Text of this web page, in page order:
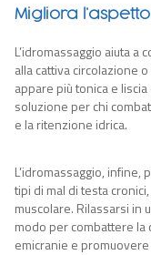
Migliora
L’idromassaggio aiuta
alla cattiva circolazione
appare più tonica e
soluzione per chi
e la ritenzione idrica.
L’idromassaggio, infine,
tipi di mal di testa
muscolare. Rilassarsi in
modo per combattere la
emicranie e